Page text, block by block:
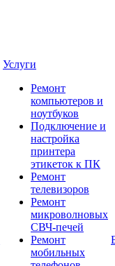
Услуги
Ремонт
компьютеров и
ноутбуков
Подключение и
настройка
принтера
этикеток к ПК
Ремонт
телевизоров
Ремонт
микроволновых
СВЧ-печей
Ремонт
мобильных